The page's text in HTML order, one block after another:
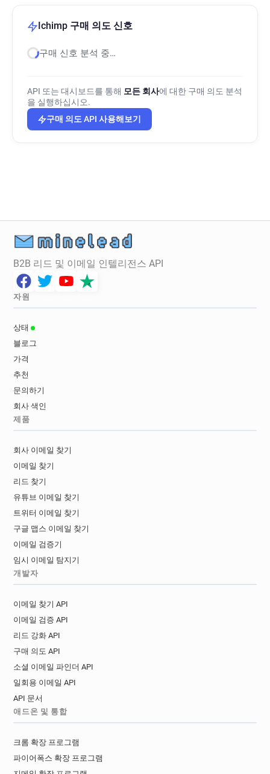
Ichimp 구매 의도 신호
구매 신호 분석 중…
API 또는 대시보드를 통해 모든 회사에 대한 구매 의도 분석
을 실행하십시오.
구매 의도 API 사용해보기
B2B 리드 및 이메일 인텔리전스 API
자원
상태
블로그
가격
추천
문의하기
회사 색인
제품
회사 이메일 찾기
이메일 찾기
리드 찾기
유튜브 이메일 찾기
트위터 이메일 찾기
구글 맵스 이메일 찾기
이메일 검증기
임시 이메일 탐지기
개발자
이메일 찾기 API
이메일 검증 API
리드 강화 API
구매 의도 API
소셜 이메일 파인더 API
일회용 이메일 API
API 문서
애드온 및 통합
크롬 확장 프로그램
파이어폭스 확장 프로그램